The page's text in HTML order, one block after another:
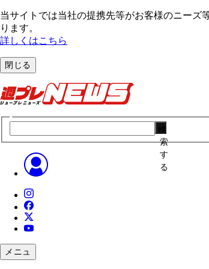
当サイトでは当社の提携先等がお客様のニーズ
ります。
詳しくはこちら
閉じる
索
す
る
メニュ